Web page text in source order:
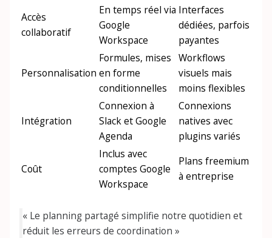
Accès
collaboratif
En temps réel via
Google
Workspace
Interfaces
dédiées, parfois
payantes
Personnalisation
Formules, mises
en forme
conditionnelles
Workflows
visuels mais
moins flexibles
Intégration
Connexion à
Slack et Google
Agenda
Connexions
natives avec
plugins variés
Coût
Inclus avec
comptes Google
Workspace
Plans freemium
à entreprise
« Le planning partagé simplifie notre quotidien et
réduit les erreurs de coordination »